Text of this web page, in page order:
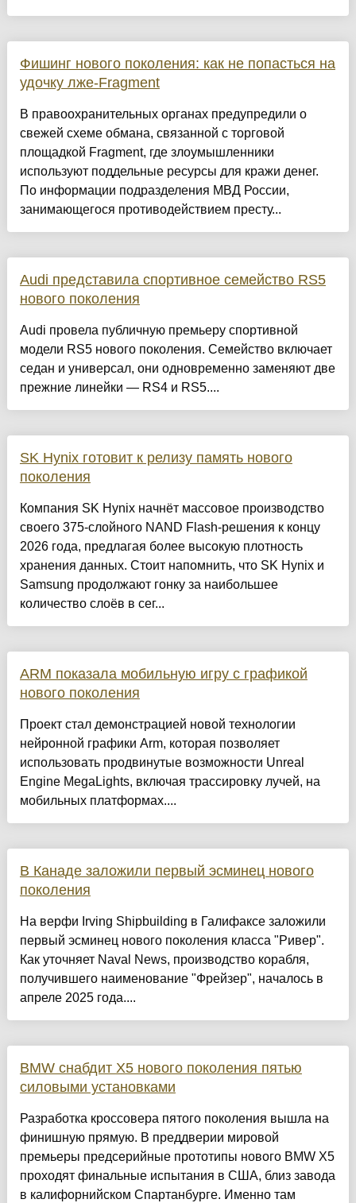
Фишинг нового поколения: как не попасться на
удочку лже-Fragment
В правоохранительных органах предупредили о
свежей схеме обмана, связанной с торговой
площадкой Fragment, где злоумышленники
используют поддельные ресурсы для кражи денег.
По информации подразделения МВД России,
занимающегося противодействием престу...
Audi представила спортивное семейство RS5
нового поколения
Audi провела публичную премьеру спортивной
модели RS5 нового поколения. Семейство включает
седан и универсал, они одновременно заменяют две
прежние линейки — RS4 и RS5....
SK Hynix готовит к релизу память нового
поколения
Компания SK Hynix начнёт массовое производство
своего 375-слойного NAND Flash-решения к концу
2026 года, предлагая более высокую плотность
хранения данных. Стоит напомнить, что SK Hynix и
Samsung продолжают гонку за наибольшее
количество слоёв в сег...
ARM показала мобильную игру с графикой
нового поколения
Проект стал демонстрацией новой технологии
нейронной графики Arm, которая позволяет
использовать продвинутые возможности Unreal
Engine MegaLights, включая трассировку лучей, на
мобильных платформах....
В Канаде заложили первый эсминец нового
поколения
На верфи Irving Shipbuilding в Галифаксе заложили
первый эсминец нового поколения класса "Ривер".
Как уточняет Naval News, производство корабля,
получившего наименование "Фрейзер", началось в
апреле 2025 года....
BMW снабдит X5 нового поколения пятью
силовыми установками
Разработка кроссовера пятого поколения вышла на
финишную прямую. В преддверии мировой
премьеры предсерийные прототипы нового BMW X5
проходят финальные испытания в США, близ завода
в калифорнийском Спартанбурге. Именно там